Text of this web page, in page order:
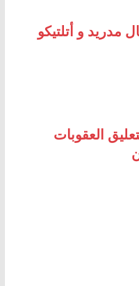
مدريد و أتلتيكو
العقوبات